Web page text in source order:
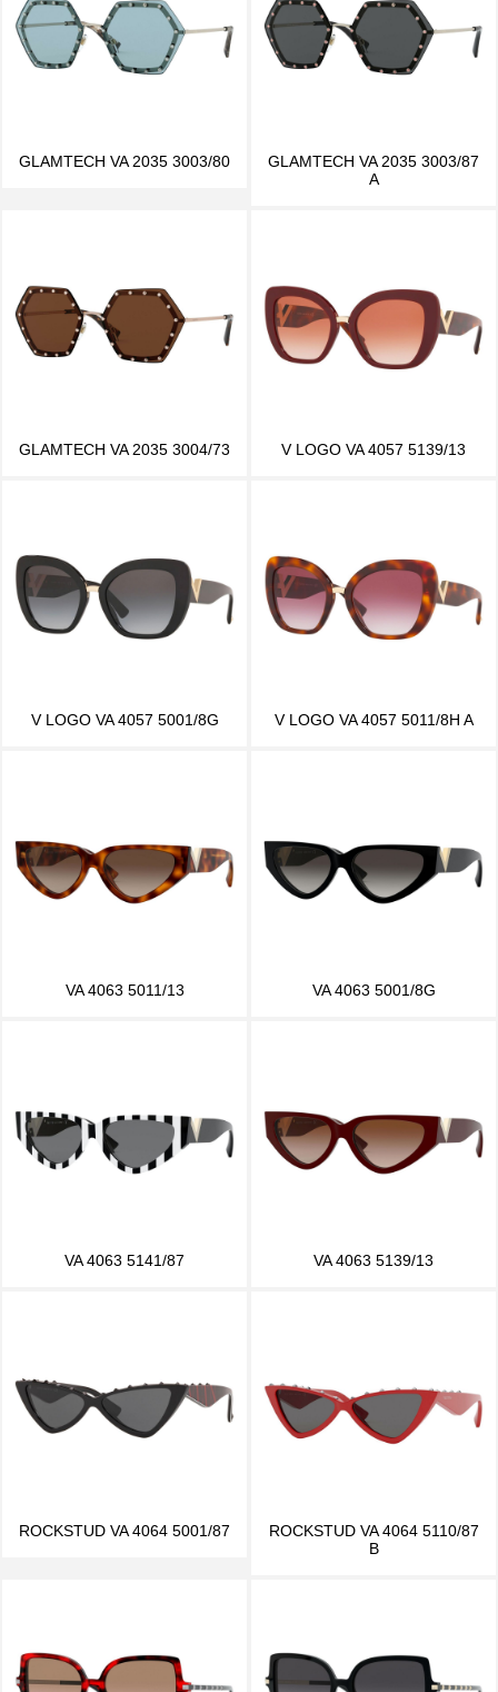
GLAMTECH VA 2035 3003/80
GLAMTECH VA 2035 3003/87
A
GLAMTECH VA 2035 3004/73 V LOGO VA 4057 5139/13
V LOGO VA 4057 5001/8G V LOGO VA 4057 5011/8H A
VA 4063 5011/13 VA 4063 5001/8G
VA 4063 5141/87 VA 4063 5139/13
ROCKSTUD VA 4064 5001/87
ROCKSTUD VA 4064 5110/87
B